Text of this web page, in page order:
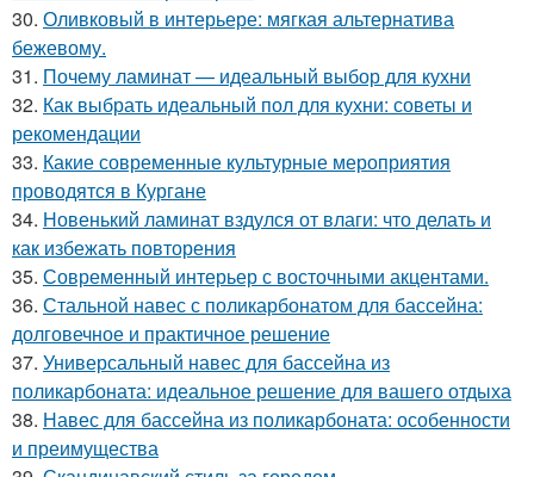
30. Оливковый в интерьере: мягкая альтернатива
бежевому.
31. Почему ламинат — идеальный выбор для кухни
32. Как выбрать идеальный пол для кухни: советы и
рекомендации
33. Какие современные культурные мероприятия
проводятся в Кургане
34. Новенький ламинат вздулся от влаги: что делать и
как избежать повторения
35. Современный интерьер с восточными акцентами.
36. Стальной навес с поликарбонатом для бассейна:
долговечное и практичное решение
37. Универсальный навес для бассейна из
поликарбоната: идеальное решение для вашего отдыха
38. Навес для бассейна из поликарбоната: особенности
и преимущества